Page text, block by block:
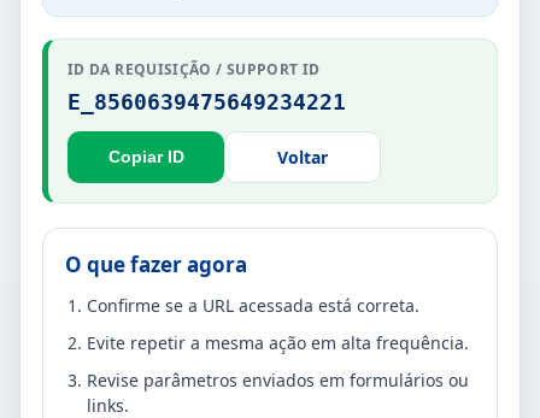
ID DA REQUISIÇÃO / SUPPORT ID
E_8560639475649234221
Copiar ID Voltar
O que fazer agora
Confirme se a URL acessada está correta.
Evite repetir a mesma ação em alta frequência.
Revise parâmetros enviados em formulários ou
links.